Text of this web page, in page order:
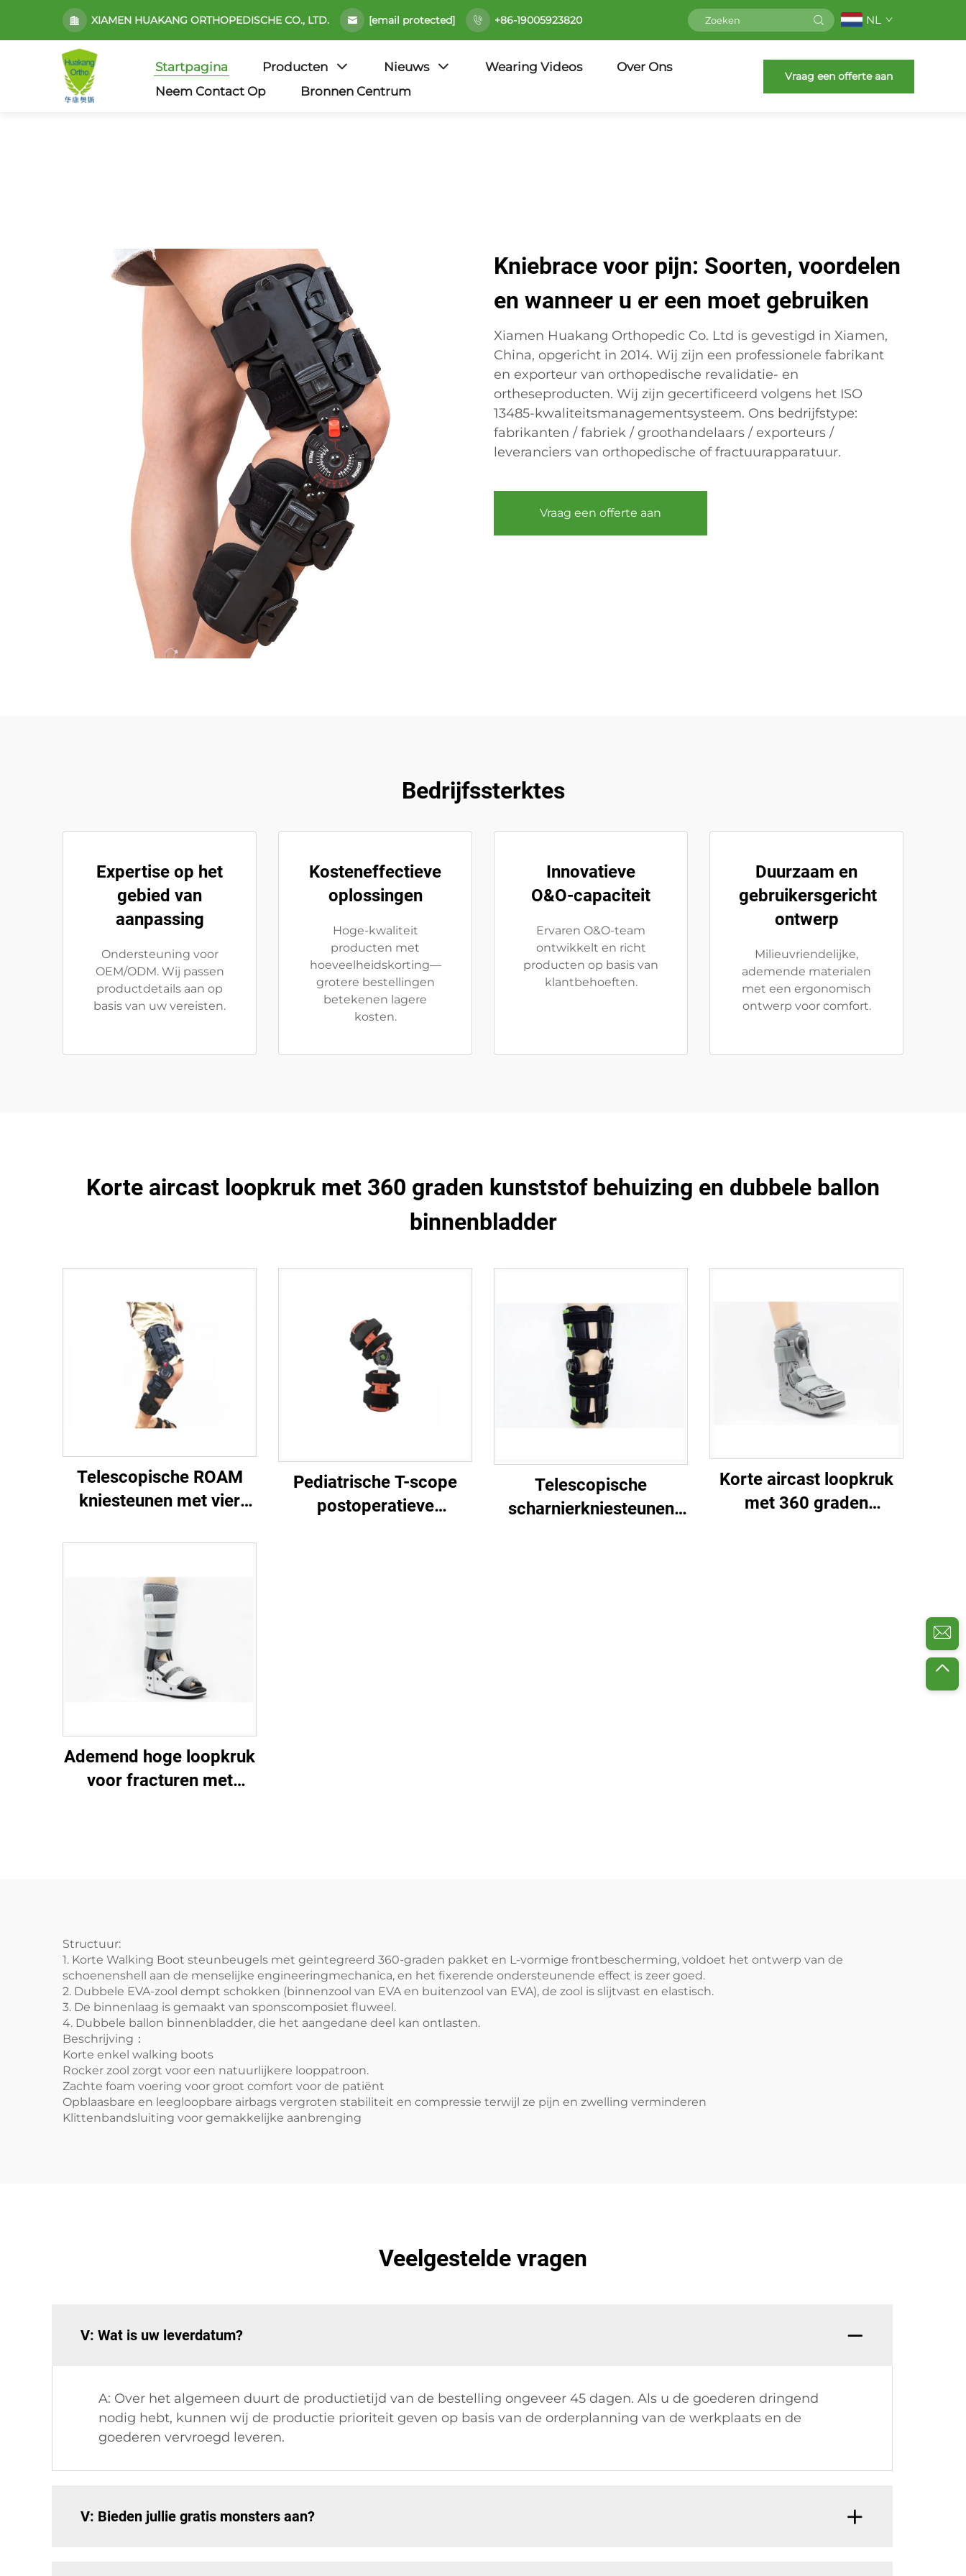
XIAMEN HUAKANG ORTHOPEDISCHE CO., LTD. [email protected] +86-19005923820 NL
Startpagina Producten Nieuws Wearing Videos
Over Ons
Neem Contact Op
Bronnen Centrum
Vraag een offerte aan
Kniebrace voor pijn: Soorten, voordelen
en wanneer u er een moet gebruiken
Xiamen Huakang Orthopedic Co. Ltd is gevestigd in Xiamen,
China, opgericht in 2014. Wij zijn een professionele fabrikant
en exporteur van orthopedische revalidatie- en
ortheseproducten. Wij zijn gecertificeerd volgens het ISO
13485-kwaliteitsmanagementsysteem. Ons bedrijfstype:
fabrikanten / fabriek / groothandelaars / exporteurs /
leveranciers van orthopedische of fractuurapparatuur.
Vraag een offerte aan
Bedrijfssterktes
Expertise op het
gebied van
aanpassing
Ondersteuning voor
OEM/ODM. Wij passen
productdetails aan op
basis van uw vereisten.
Kosteneffectieve
oplossingen
Hoge-kwaliteit
producten met
hoeveelheidskorting—
grotere bestellingen
betekenen lagere
kosten.
Innovatieve
O&O-capaciteit
Ervaren O&O-team
ontwikkelt en richt
producten op basis van
klantbehoeften.
Duurzaam en
gebruikersgericht
ontwerp
Milieuvriendelijke,
ademende materialen
met een ergonomisch
ontwerp voor comfort.
Korte aircast loopkruk met 360 graden kunststof behuizing en dubbele ballon
binnenbladder
Telescopische ROAM
kniesteunen met vier
aangepaste
fabrikant
Pediatrische T-scope
postoperatieve
Telescopische
scharnierkniesteunen
Korte aircast loopkruk
met 360 graden
Ademend hoge loopkruk
voor fracturen met
Structuur:
1. Korte Walking Boot steunbeugels met geïntegreerd 360-graden pakket en L-vormige frontbescherming, voldoet het ontwerp van de
schoenenshell aan de menselijke engineeringmechanica, en het fixerende ondersteunende effect is zeer goed.
2. Dubbele EVA-zool dempt schokken (binnenzool van EVA en buitenzool van EVA), de zool is slijtvast en elastisch.
3. De binnenlaag is gemaakt van sponscomposiet fluweel.
4. Dubbele ballon binnenbladder, die het aangedane deel kan ontlasten.
Beschrijving：
Korte enkel walking boots
Rocker zool zorgt voor een natuurlijkere looppatroon.
Zachte foam voering voor groot comfort voor de patiënt
Opblaasbare en leegloopbare airbags vergroten stabiliteit en compressie terwijl ze pijn en zwelling verminderen
Klittenbandsluiting voor gemakkelijke aanbrenging
Veelgestelde vragen
V: Wat is uw leverdatum?
A: Over het algemeen duurt de productietijd van de bestelling ongeveer 45 dagen. Als u de goederen dringend
nodig hebt, kunnen wij de productie prioriteit geven op basis van de orderplanning van de werkplaats en de
goederen vervroegd leveren.
V: Bieden jullie gratis monsters aan?